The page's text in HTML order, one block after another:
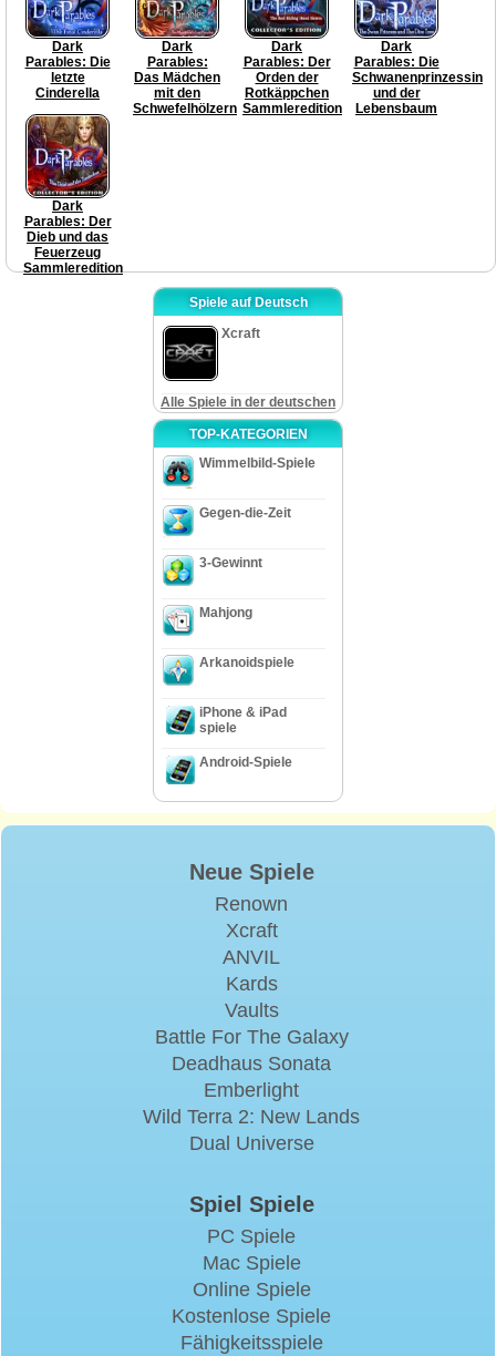
Dark
Parables: Die
letzte
Cinderella
Dark
Parables:
Das Mädchen
mit den
Schwefelhölzern
Dark
Parables: Der
Orden der
Rotkäppchen
Sammleredition
Dark
Parables: Die
Schwanenprinzessin
und der
Lebensbaum
Dark
Parables: Der
Dieb und das
Feuerzeug
Sammleredition
Spiele auf Deutsch
Xcraft
Alle Spiele in der deutschen
TOP-KATEGORIEN
Wimmelbild-Spiele
Gegen-die-Zeit
3-Gewinnt
Mahjong
Arkanoidspiele
iPhone & iPad
spiele
Android-Spiele
Neue Spiele
Renown
Xcraft
ANVIL
Kards
Vaults
Battle For The Galaxy
Deadhaus Sonata
Emberlight
Wild Terra 2: New Lands
Dual Universe
Spiel Spiele
PC Spiele
Mac Spiele
Online Spiele
Kostenlose Spiele
Fähigkeitsspiele